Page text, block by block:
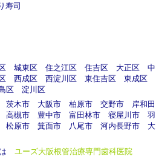
寿司
城東区 住之江区 住吉区 大正区
中
西成区 西淀川区 東住吉区
東成区
区
淀川区
茨木市 大阪市 柏原市 交野市
岸和田
高槻市 豊中市 富田林市 寝屋川市
羽
松原市 箕面市 八尾市 河内長野市
大
ユーズ大阪根管治療専門歯科医院